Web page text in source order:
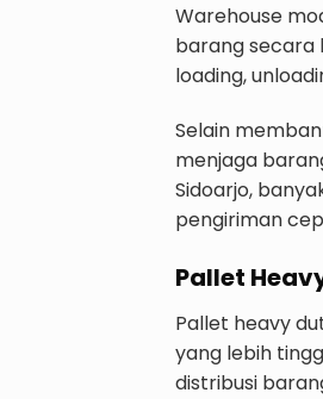
Warehouse
barang secara
loading,
Selain
menjaga
Sidoarjo,
pengiriman
Pallet
Pallet heavy
yang lebih
distribusi